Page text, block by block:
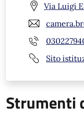
Via Luigi
Sito
Strumenti